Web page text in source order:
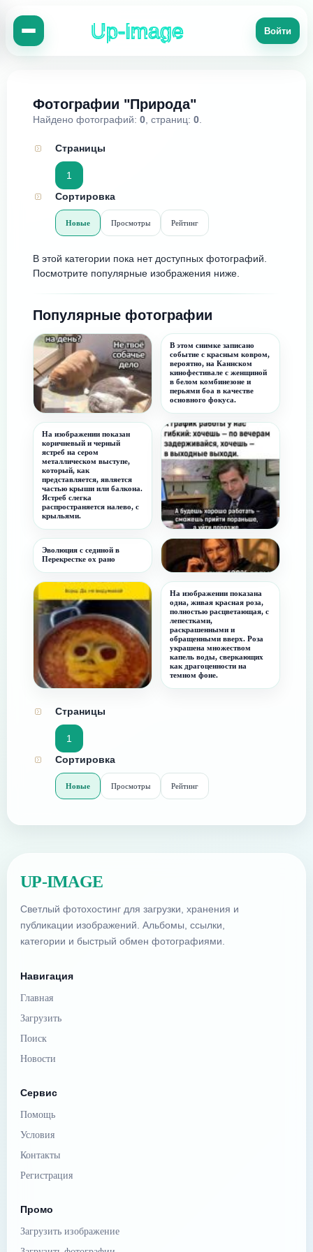
Up-Image Войти
Фотографии "Природа"
Найдено фотографий: 0 , страниц: 0
Страницы
1
Сортировка
Новые Просмотры Рейтинг
В этой категории пока нет доступных фотографий.
Посмотрите популярные изображения ниже.
Популярные фотографии
Не твое собачье дело
В этом снимке записано
событие с красным ковром,
вероятно, на Каннском
кинофестивале с женщиной
в белом комбинезоне и
перьями боа в качестве
основного фокуса.
На изображении показан
коричневый и черный
ястреб на сером
металлическом выступе,
который, как
представляется, является
частью крыши или балкона.
Ястреб слегка
распространяется налево, с
крыльями.
Гибкий график
Эволюция с сединой в
Перекрестке ох рано
нельзя просто так взять и...
смотрит!
На изображении показана
одна, живая красная роза,
полностью расцветающая, с
лепестками,
раскрашенными и
обращенными вверх. Роза
украшена множеством
капель воды, сверкающих
как драгоценности на
темном фоне.
Страницы
1
Сортировка
Новые Просмотры Рейтинг
UP-IMAGE
Светлый фотохостинг для загрузки, хранения и
публикации изображений. Альбомы, ссылки,
категории и быстрый обмен фотографиями.
Навигация
Главная
Загрузить
Поиск
Новости
Сервис
Помощь
Условия
Контакты
Регистрация
Промо
Загрузить изображение